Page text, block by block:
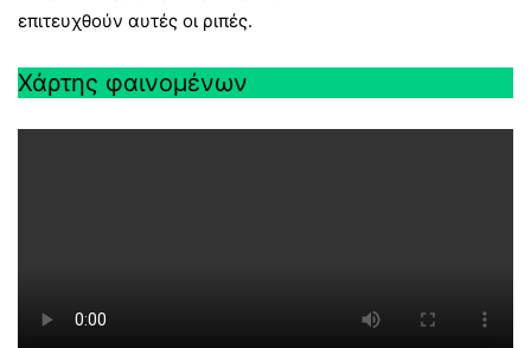
επιτευχθούν αυτές οι ριπές.
Χάρτης φαινομένων